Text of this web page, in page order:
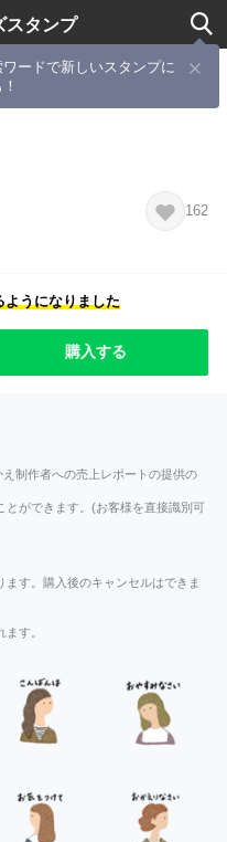
スタンプ
ワードで新しいスタンプに
れたスタンプ
162
うになりました
購入する
制作者への売上レポートの提供の
とができます。(お客様を直接識別可
す。購入後のキャンセルはできま
す。